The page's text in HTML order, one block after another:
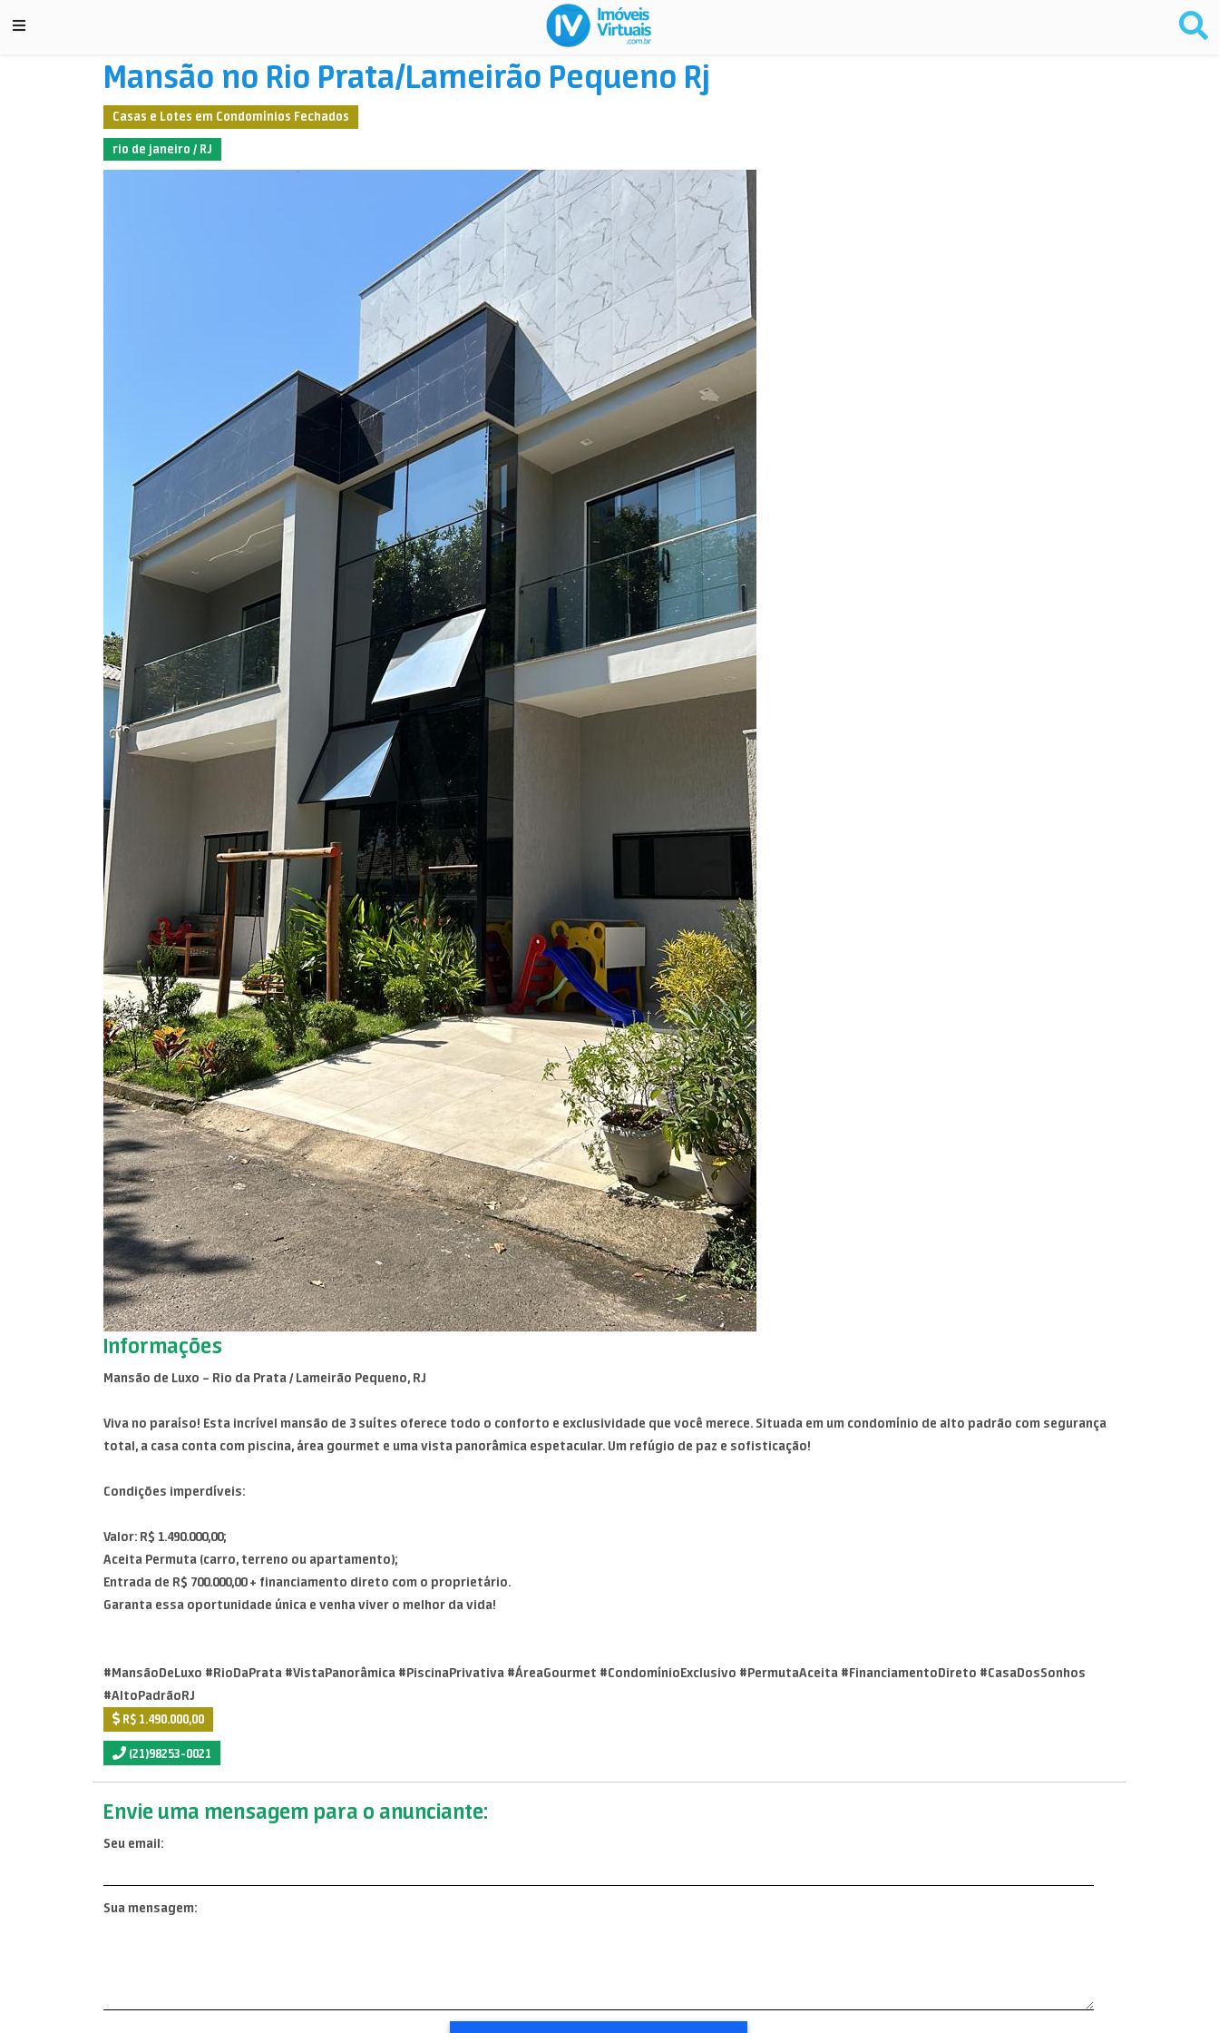
Mansão no Rio Prata/Lameirão Pequeno Rj
Casas e Lotes em Condomínios Fechados
rio de janeiro / RJ
Informações
Mansão de Luxo – Rio da Prata / Lameirão Pequeno, RJ
Viva no paraíso! Esta incrível mansão de 3 suítes oferece todo o conforto e exclusividade que você merece. Situada em um condomínio de alto padrão com segurança
total, a casa conta com piscina, área gourmet e uma vista panorâmica espetacular. Um refúgio de paz e sofisticação!
Condições imperdíveis:
Valor: R$ 1.490.000,00;
Aceita Permuta (carro, terreno ou apartamento);
Entrada de R$ 700.000,00 + financiamento direto com o proprietário.
Garanta essa oportunidade única e venha viver o melhor da vida!
#MansãoDeLuxo #RioDaPrata #VistaPanorâmica #PiscinaPrivativa #ÁreaGourmet #CondomínioExclusivo #PermutaAceita #FinanciamentoDireto #CasaDosSonhos
#AltoPadrãoRJ
R$ 1.490.000,00
(21)98253-0021
Envie uma mensagem para o anunciante:
Seu email:
Sua mensagem: